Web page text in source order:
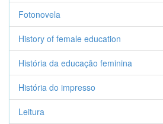
Fotonovela
History of female education
História da educação feminina
História do impresso
Leitura